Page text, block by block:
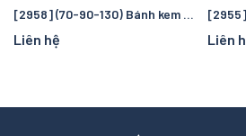
[2958] (70-90-130) Bánh kem hoa cẩm tú cầu màu hồng - ngọt ngào và thanh lịch
Liên hệ Liên